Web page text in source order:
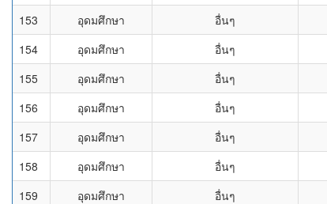
153
อุดมศึกษา อื่นๆ
154
อุดมศึกษา อื่นๆ
155
อุดมศึกษา อื่นๆ
156
อุดมศึกษา อื่นๆ
157
อุดมศึกษา อื่นๆ
158
อุดมศึกษา อื่นๆ
159
อุดมศึกษา อื่นๆ